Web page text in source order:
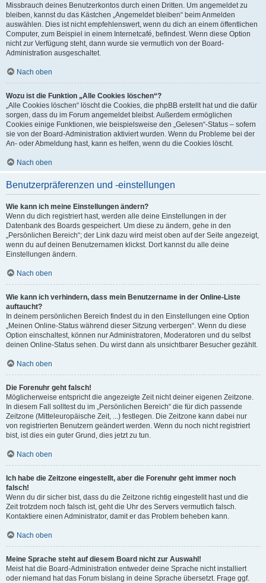
Missbrauch deines Benutzerkontos durch einen Dritten. Um angemeldet zu
bleiben, kannst du das Kästchen „Angemeldet bleiben“ beim Anmelden
auswählen. Dies ist nicht empfehlenswert, wenn du dich an einem öffentlichen
Computer, zum Beispiel in einem Internetcafé, befindest. Wenn diese Option
nicht zur Verfügung steht, dann wurde sie vermutlich von der Board-
Administration ausgeschaltet.
Nach oben
Wozu ist die Funktion „Alle Cookies löschen“?
„Alle Cookies löschen“ löscht die Cookies, die phpBB erstellt hat und die dafür
sorgen, dass du im Forum angemeldet bleibst. Außerdem ermöglichen
Cookies einige Funktionen, wie beispielsweise den „Gelesen“-Status – sofern
sie von der Board-Administration aktiviert wurden. Wenn du Probleme bei der
An- oder Abmeldung hast, kann es helfen, wenn du die Cookies löscht.
Nach oben
Benutzerpräferenzen und -einstellungen
Wie kann ich meine Einstellungen ändern?
Wenn du dich registriert hast, werden alle deine Einstellungen in der
Datenbank des Boards gespeichert. Um diese zu ändern, gehe in den
„Persönlichen Bereich“; der Link dazu wird meist oben auf der Seite angezeigt,
wenn du auf deinen Benutzernamen klickst. Dort kannst du alle deine
Einstellungen ändern.
Nach oben
Wie kann ich verhindern, dass mein Benutzername in der Online-Liste
auftaucht?
In deinem persönlichen Bereich findest du in den Einstellungen eine Option
„Meinen Online-Status während dieser Sitzung verbergen“. Wenn du diese
Option einschaltest, können nur Administratoren, Moderatoren und du selbst
deinen Online-Status sehen. Du wirst dann als unsichtbarer Besucher gezählt.
Nach oben
Die Forenuhr geht falsch!
Möglicherweise entspricht die angezeigte Zeit nicht deiner eigenen Zeitzone.
In diesem Fall solltest du im „Persönlichen Bereich“ die für dich passende
Zeitzone (Mitteleuropäische Zeit, ...) festlegen. Die Zeitzone kann dabei nur
von registrierten Benutzern geändert werden. Wenn du noch nicht registriert
bist, ist dies ein guter Grund, dies jetzt zu tun.
Nach oben
Ich habe die Zeitzone eingestellt, aber die Forenuhr geht immer noch
falsch!
Wenn du dir sicher bist, dass du die Zeitzone richtig eingestellt hast und die
Zeit trotzdem noch falsch ist, geht die Uhr des Servers vermutlich falsch.
Kontaktiere einen Administrator, damit er das Problem beheben kann.
Nach oben
Meine Sprache steht auf diesem Board nicht zur Auswahl!
Meist hat die Board-Administration entweder deine Sprache nicht installiert
oder niemand hat das Forum bislang in deine Sprache übersetzt. Frage ggf.